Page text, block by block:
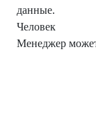
данные.
Человек
Менеджер